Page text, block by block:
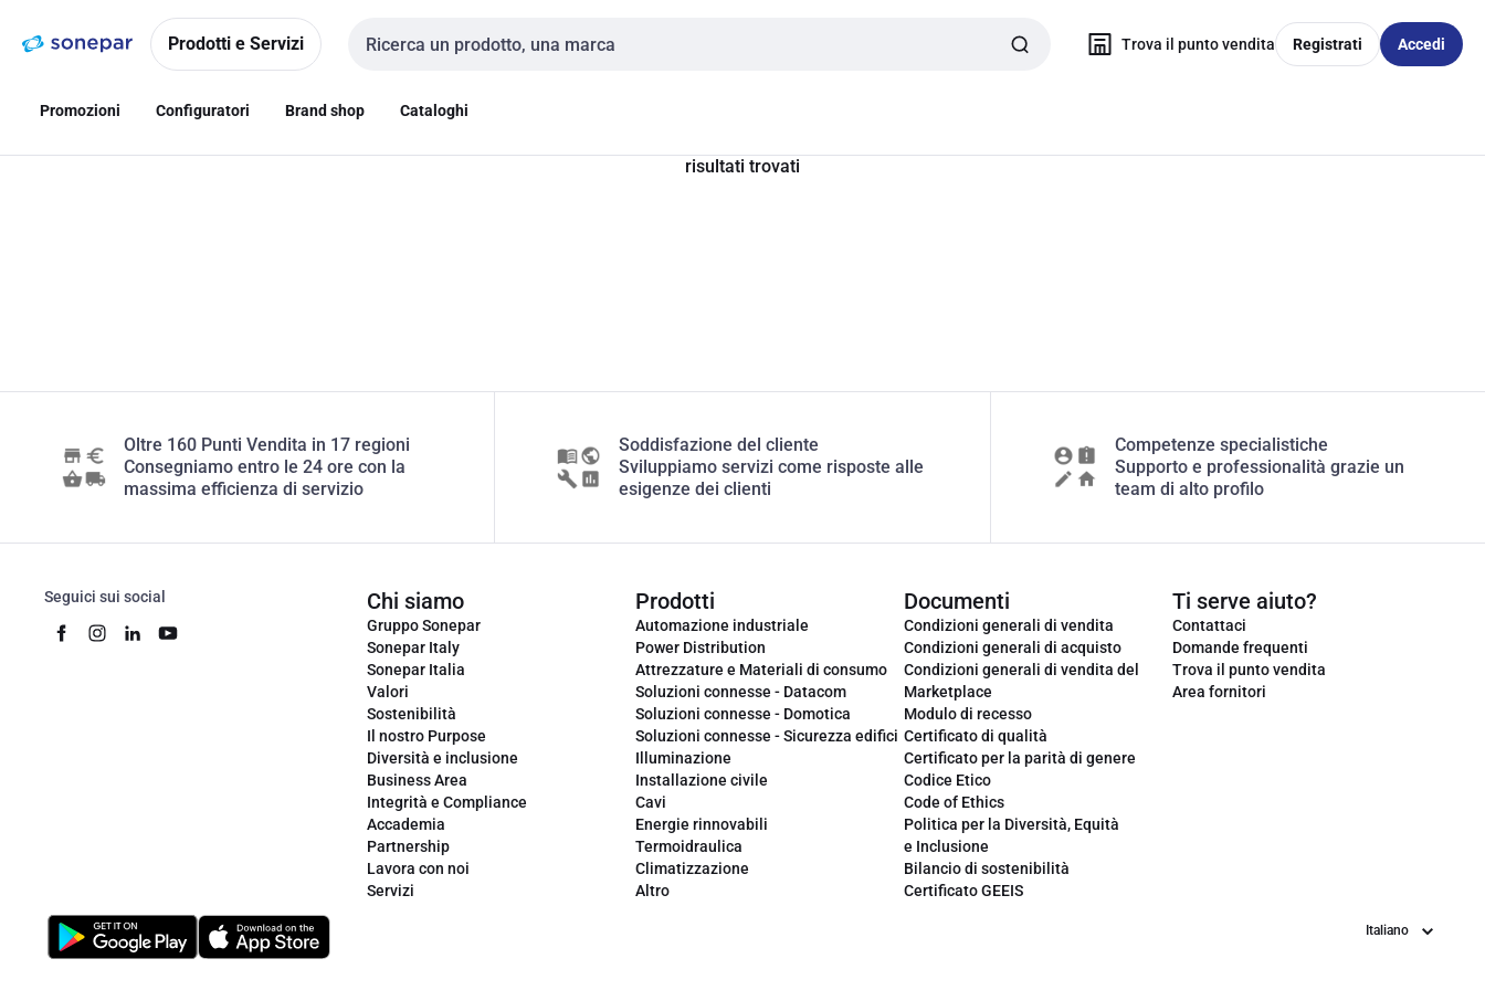
navigazionealla
Prodotti e Servizi
Cerca input
Trova il punto vendita Registrati Accedi
Promozioni Configuratori Brand shop Cataloghi
risultati trovati
Oltre 160 Punti Vendita in 17 regioni
Consegniamo entro le 24 ore con la
massima efficienza di servizio
Soddisfazione del cliente
Sviluppiamo servizi come risposte alle
esigenze dei clienti
Competenze specialistiche
Supporto e professionalità grazie un
team di alto profilo
Seguici sui social Chi siamo
Gruppo Sonepar
Sonepar Italy
Sonepar Italia
Valori
Sostenibilità
Il nostro Purpose
Diversità e inclusione
Business Area
Integrità e Compliance
Accademia
Partnership
Lavora con noi
Servizi
Prodotti
Automazione industriale
Power Distribution
Attrezzature e Materiali di consumo
Soluzioni connesse - Datacom
Soluzioni connesse - Domotica
Soluzioni connesse - Sicurezza edifici
Illuminazione
Installazione civile
Cavi
Energie rinnovabili
Termoidraulica
Climatizzazione
Altro
Documenti
Condizioni generali di vendita
Condizioni generali di acquisto
Condizioni generali di vendita del
Marketplace
Modulo di recesso
Certificato di qualità
Certificato per la parità di genere
Codice Etico
Code of Ethics
Politica per la Diversità, Equità
e Inclusione
Bilancio di sostenibilità
Certificato GEEIS
Ti serve aiuto?
Contattaci
Domande frequenti
Trova il punto vendita
Area fornitori
Lingua